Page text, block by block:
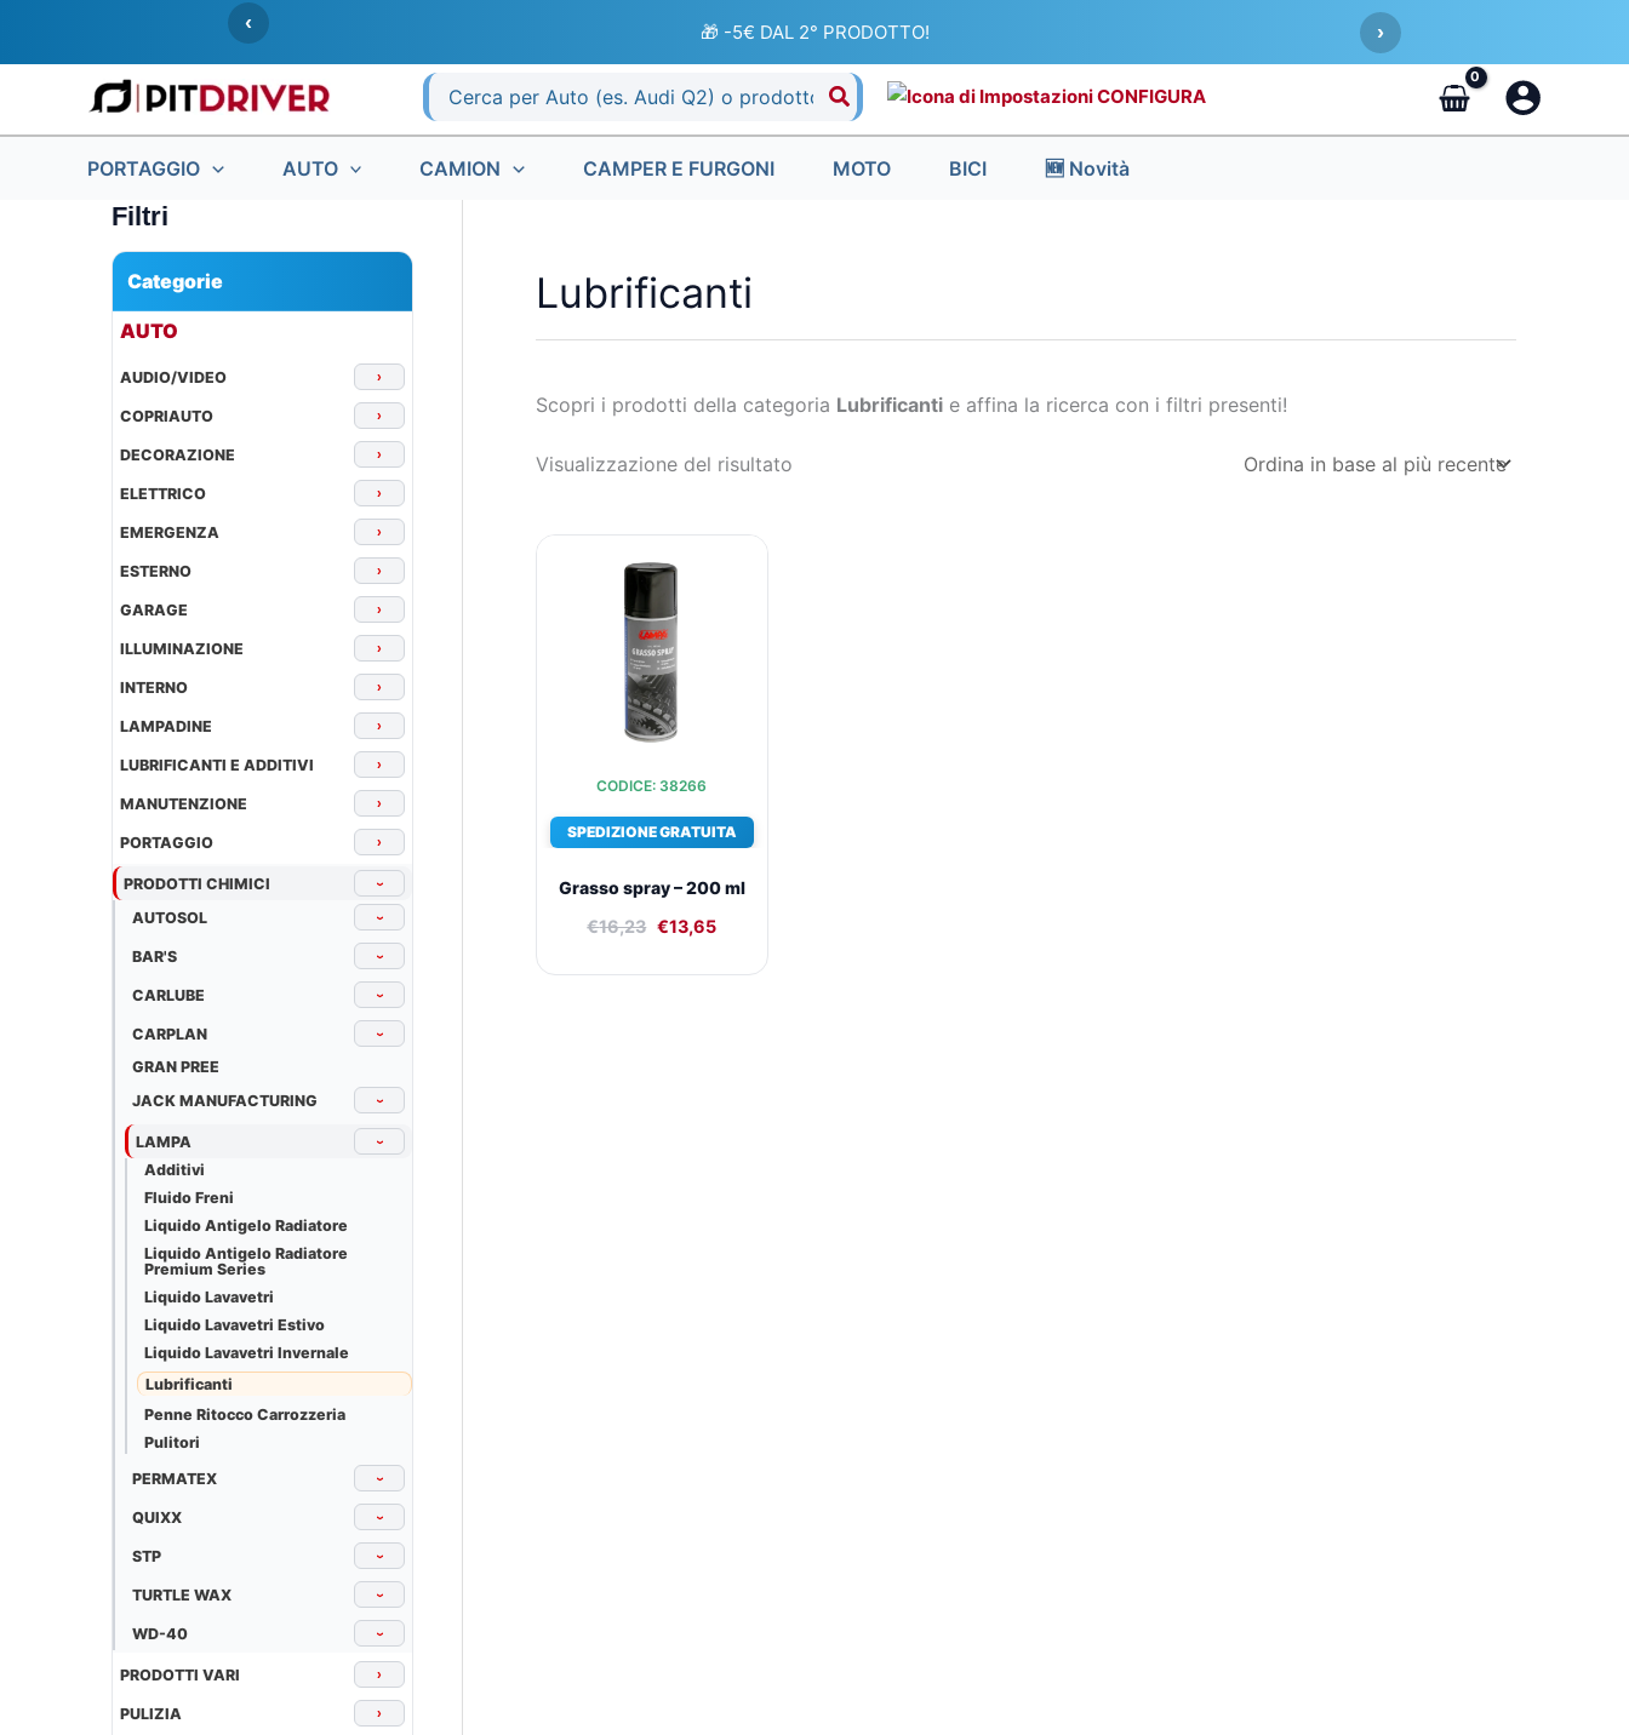
‹ 🎁 -5€ DAL 2° PRODOTTO! ›
Ricerca
per:
CONFIGURA
PORTAGGIO AUTO CAMION CAMPER E FURGONI MOTO BICI 🆕 Novità
Filtri
Categorie
AUTO
AUDIO/VIDEO ›
COPRIAUTO ›
DECORAZIONE ›
ELETTRICO ›
EMERGENZA ›
ESTERNO ›
GARAGE ›
ILLUMINAZIONE ›
INTERNO ›
LAMPADINE ›
LUBRIFICANTI E ADDITIVI ›
MANUTENZIONE ›
PORTAGGIO ›
PRODOTTI CHIMICI ›
AUTOSOL ›
BAR'S ›
CARLUBE ›
CARPLAN ›
GRAN PREE
JACK MANUFACTURING
›
LAMPA ›
Additivi
Fluido Freni
Liquido Antigelo Radiatore
Liquido Antigelo Radiatore
Premium Series
Liquido Lavavetri
Liquido Lavavetri Estivo
Liquido Lavavetri Invernale
Lubrificanti
Penne Ritocco Carrozzeria
Pulitori
PERMATEX
›
QUIXX ›
STP ›
TURTLE WAX ›
WD-40 ›
PRODOTTI VARI ›
PULIZIA ›
Lubrificanti
Scopri i prodotti della categoria Lubrificanti e affina la ricerca con i filtri presenti!
Visualizzazione del risultato
CODICE: 38266
SPEDIZIONE GRATUITA
Grasso spray – 200 ml
€16,23
prezzo
era:
€16,23.
€13,65